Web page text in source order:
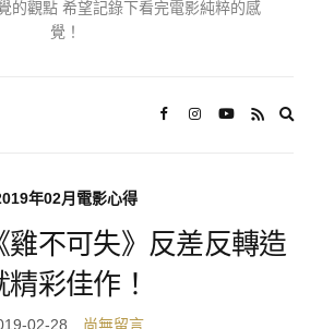
的觀點 希望記錄下看完電影純粹的感
覺！
年02月電影心得
雞不可失》反差反轉造
精彩佳作！
02-28 尚無留言